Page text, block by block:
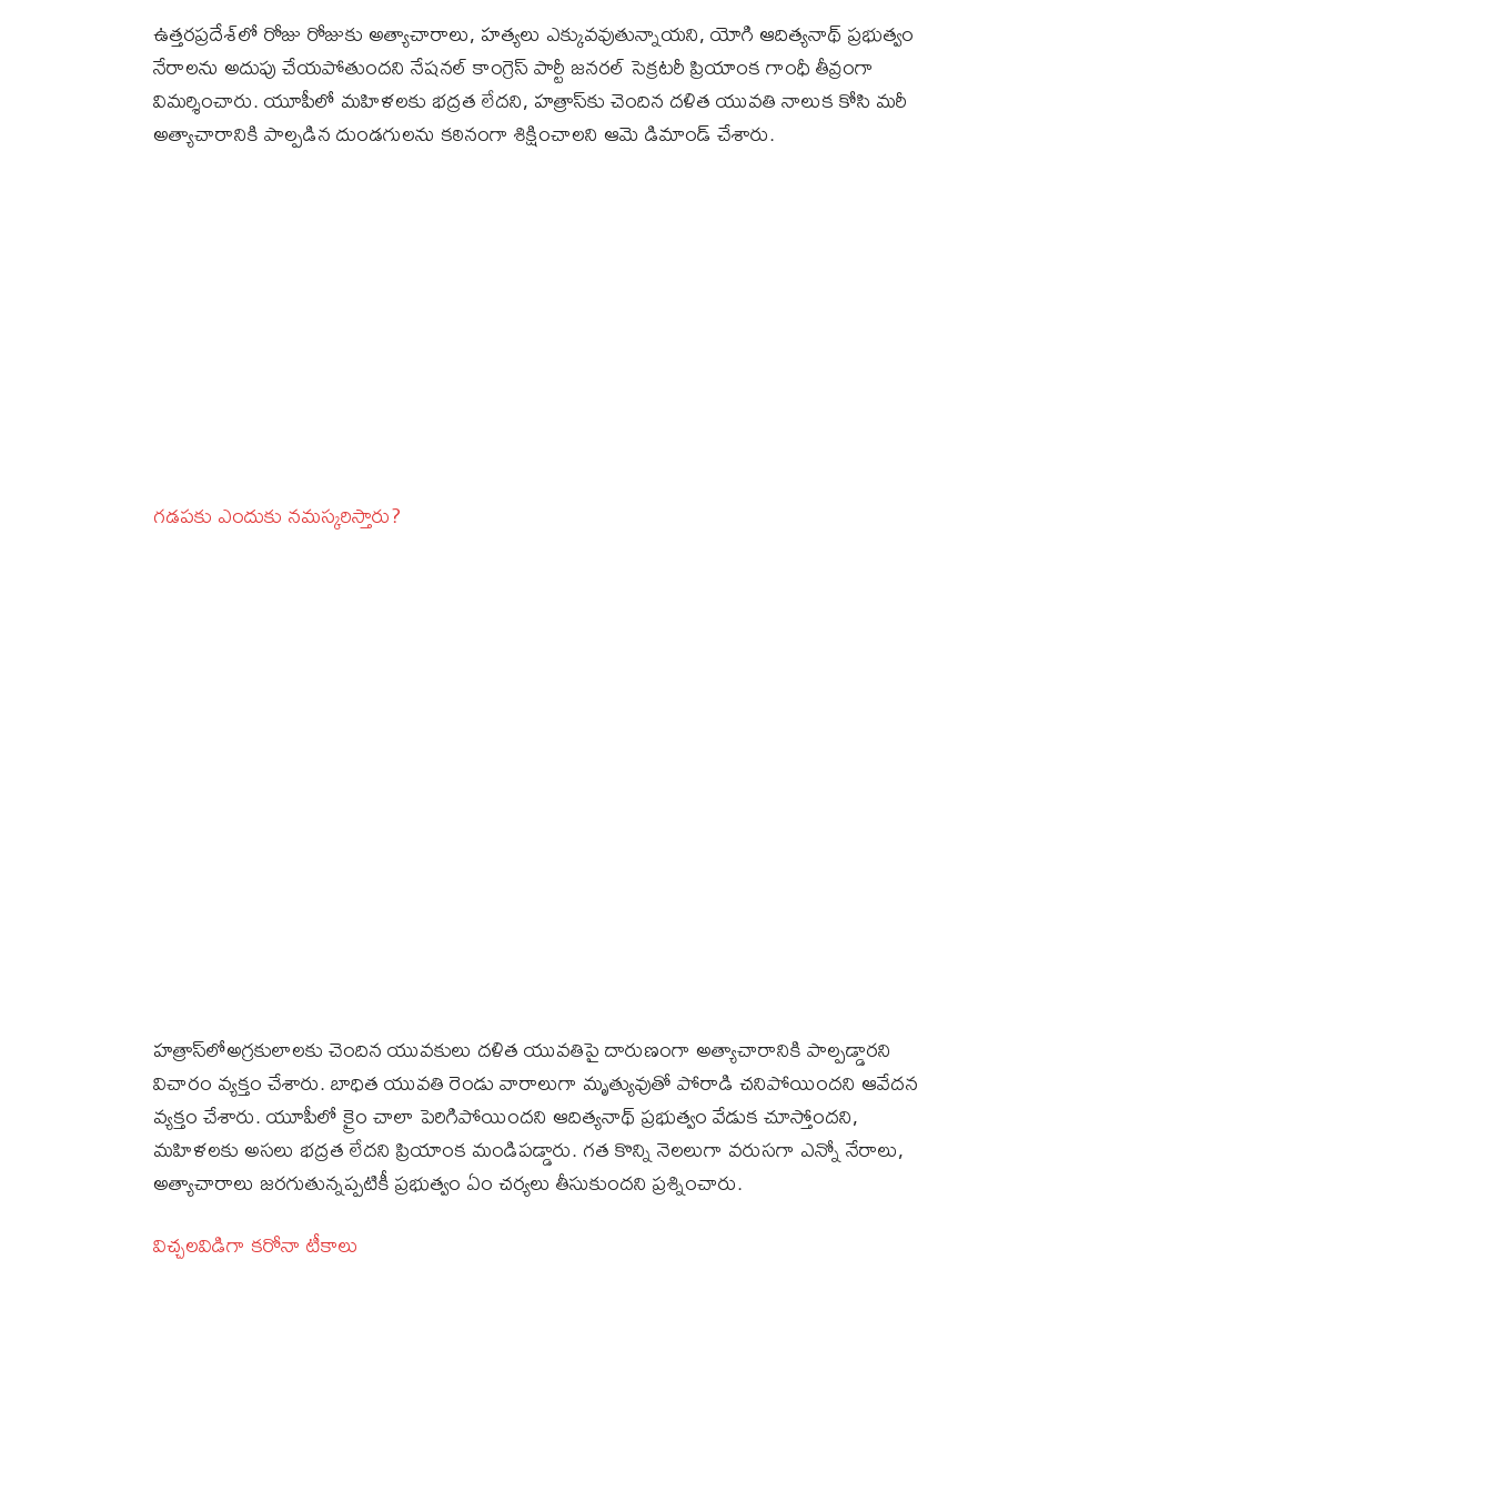
ఉత్తరప్రదేశ్‌లో రోజు రోజుకు అత్యాచారాలు, హత్యలు ఎక్కువవుతున్నాయని, యోగి ఆదిత్యనాథ్‌ ప్రభుత్వం
నేరాలను అదుపు చేయపోతుందని నేషనల్‌ కాంగ్రెస్‌ పార్టీ జనరల్‌ సెక్రటరీ ప్రియాంక గాంధీ తీవ్రంగా
విమర్శించారు. యూపీలో మహిళలకు భద్రత లేదని, హత్రాస్‌కు చెందిన దళిత యువతి నాలుక కోసి మరీ
అత్యాచారానికి పాల్పడిన దుండగులను కఠినంగా శిక్షించాలని ఆమె డిమాండ్‌ చేశారు.
గడపకు ఎందుకు నమస్కరిస్తారు?
హత్రాస్‌లోఅగ్రకులాలకు చెందిన యువకులు దళిత యువతిపై దారుణంగా అత్యాచారానికి పాల్పడ్డారని
విచారం వ్యక్తం చేశారు. బాధిత యువతి రెండు వారాలుగా మృత్యువుతో పోరాడి చనిపోయిందని ఆవేదన
వ్యక్తం చేశారు. యూపీలో క్రైం చాలా పెరిగిపోయిందని ఆదిత్యనాథ్‌ ప్రభుత్వం వేడుక చూస్తోందని,
మహిళలకు అసలు భద్రత లేదని ప్రియాంక మండిపడ్డారు. గత కొన్ని నెలలుగా వరుసగా ఎన్నో నేరాలు,
అత్యాచారాలు జరగుతున్నప్పటికీ ప్రభుత్వం ఏం చర్యలు తీసుకుందని ప్రశ్నించారు.
విచ్చలవిడిగా కరోనా టీకాలు